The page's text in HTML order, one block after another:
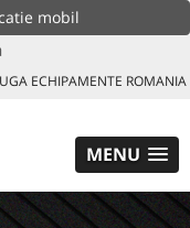
mobil
ECHIPAMENTE ROMANIA
MENU